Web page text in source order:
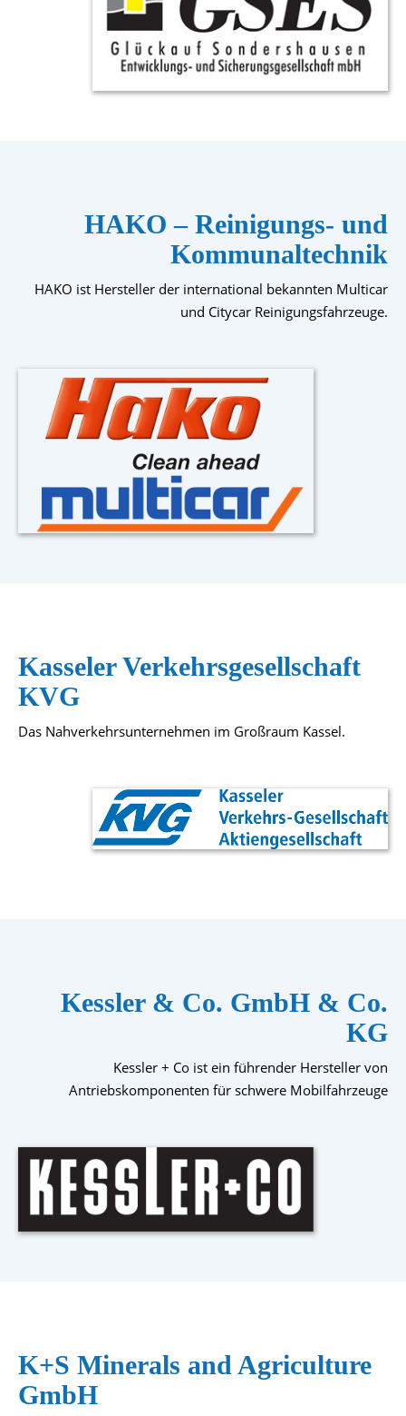
HAKO – Reinigungs- und
Kommunaltechnik
HAKO ist Hersteller der international bekannten Multicar
und Citycar Reinigungsfahrzeuge.
Kasseler Verkehrsgesellschaft
KVG
Das Nahverkehrsunternehmen im Großraum Kassel.
Kessler & Co. GmbH & Co.
KG
Kessler + Co ist ein führender Hersteller von
Antriebskomponenten für schwere Mobilfahrzeuge
K+S Minerals and Agriculture
GmbH